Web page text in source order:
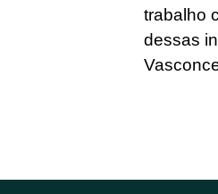
trabalho
dessas